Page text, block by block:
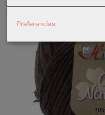
Preferencias